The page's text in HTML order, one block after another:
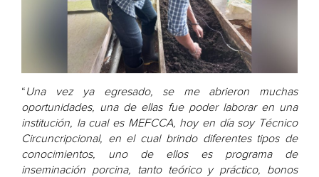
“Una vez ya egresado, se me abrieron muchas
oportunidades, una de ellas fue poder laborar en una
institución, la cual es MEFCCA, hoy en día soy Técnico
Circuncripcional, en el cual brindo diferentes tipos de
conocimientos, uno de ellos es programa de
inseminación porcina, tanto teórico y práctico, bonos